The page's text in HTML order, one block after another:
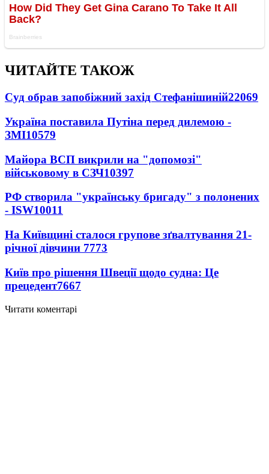
ЧИТАЙТЕ ТАКОЖ
Суд обрав запобіжний захід Стефанішиній22069
Україна поставила Путіна перед дилемою -
ЗМІ10579
Майора ВСП викрили на "допомозі"
військовому в СЗЧ10397
РФ створила "українську бригаду" з полонених
- ISW10011
На Київщині сталося групове зґвалтування 21-
річної дівчини 7773
Київ про рішення Швеції щодо судна: Це
прецедент7667
Читати коментарі